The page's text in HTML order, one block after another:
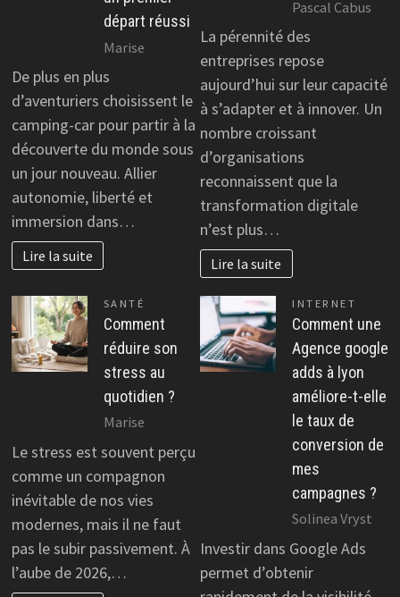
départ réussi
Marise
De plus en plus
d’aventuriers choisissent le
camping-car pour partir à la
découverte du monde sous
un jour nouveau. Allier
autonomie, liberté et
immersion dans…
Lire la suite
Pascal Cabus
La pérennité des
entreprises repose
aujourd’hui sur leur capacité
à s’adapter et à innover. Un
nombre croissant
d’organisations
reconnaissent que la
transformation digitale
n’est plus…
Lire la suite
SANTÉ
Comment
réduire son
stress au
quotidien ?
Marise
Le stress est souvent perçu
comme un compagnon
inévitable de nos vies
modernes, mais il ne faut
pas le subir passivement. À
l’aube de 2026,…
INTERNET
Comment une
Agence google
adds à lyon
améliore-t-elle
le taux de
conversion de
mes
campagnes ?
Solinea Vryst
Investir dans Google Ads
permet d’obtenir